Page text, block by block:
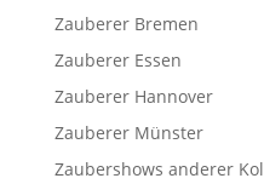
Zauberer Bremen
Zauberer Essen
Zauberer Hannover
Zauberer Münster
Zaubershows anderer